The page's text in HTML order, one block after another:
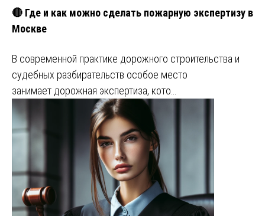
🔴 Где и как можно сделать пожарную экспертизу в
Москве
В современной практике дорожного строительства и
судебных разбирательств особое место
занимает дорожная экспертиза, кото…